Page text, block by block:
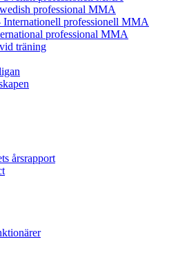
professional MMA
Internationell professionell MMA
professional MMA
träning
årsrapport